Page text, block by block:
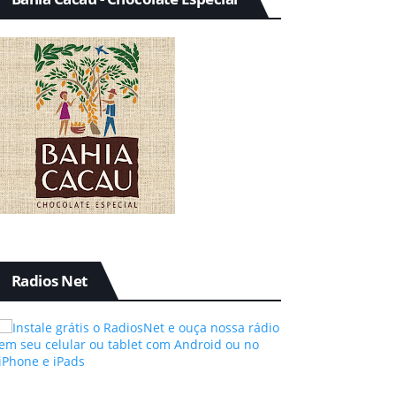
Radios Net